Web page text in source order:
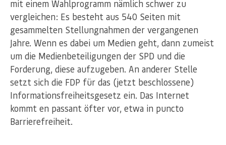
mit einem Wahlprogramm nämlich schwer zu
vergleichen: Es besteht aus 540 Seiten mit
gesammelten Stellungnahmen der vergangenen
Jahre. Wenn es dabei um Medien geht, dann zumeist
um die Medienbeteiligungen der SPD und die
Forderung, diese aufzugeben. An anderer Stelle
setzt sich die FDP für das (jetzt beschlossene)
Informationsfreiheitsgesetz ein. Das Internet
kommt en passant öfter vor, etwa in puncto
Barrierefreiheit.